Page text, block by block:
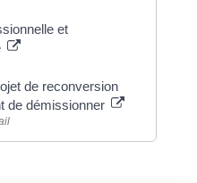
et
de reconversion
de démissionner